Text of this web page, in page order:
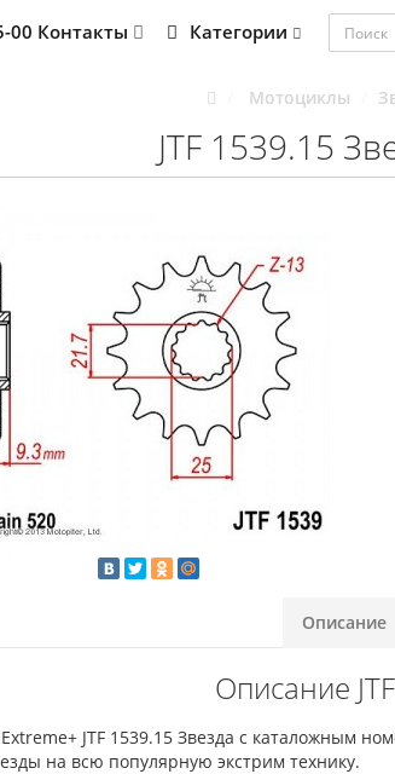
00 Контакты Категории
Мотоциклы
JTF 1539.15
Описание
Описание
JTF 1539.15 Звезда с каталожным
на всю популярную экстрим технику.